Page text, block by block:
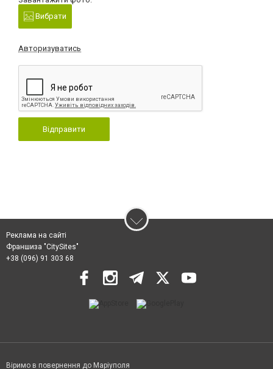
Вибрати
Авторизуватись
Відправити
Реклама на сайті
Франшиза "CitySites"
+38 (096) 91 303 68
Віримо в повернення до Маріуполя